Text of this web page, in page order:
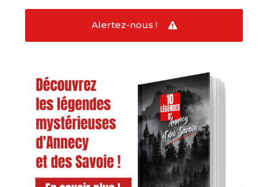
Alertez-nous !